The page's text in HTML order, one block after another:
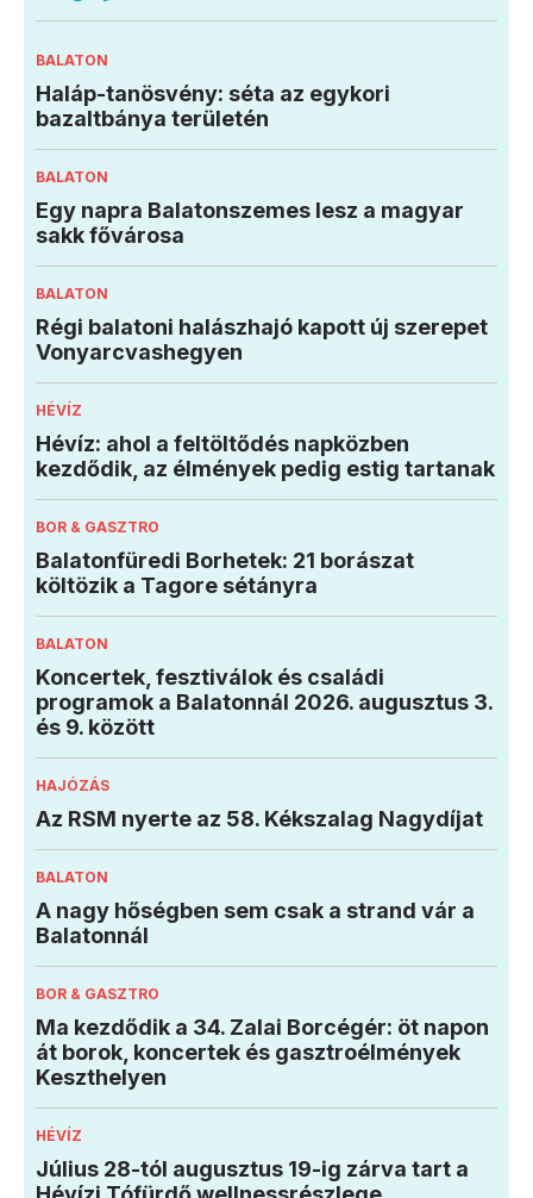
BALATON
Haláp-tanösvény: séta az egykori
bazaltbánya területén
BALATON
Egy napra Balatonszemes lesz a magyar
sakk fővárosa
BALATON
Régi balatoni halászhajó kapott új szerepet
Vonyarcvashegyen
HÉVÍZ
Hévíz: ahol a feltöltődés napközben
kezdődik, az élmények pedig estig tartanak
BOR & GASZTRO
Balatonfüredi Borhetek: 21 borászat
költözik a Tagore sétányra
BALATON
Koncertek, fesztiválok és családi
programok a Balatonnál 2026. augusztus 3.
és 9. között
HAJÓZÁS
Az RSM nyerte az 58. Kékszalag Nagydíjat
BALATON
A nagy hőségben sem csak a strand vár a
Balatonnál
BOR & GASZTRO
Ma kezdődik a 34. Zalai Borcégér: öt napon
át borok, koncertek és gasztroélmények
Keszthelyen
HÉVÍZ
Július 28-tól augusztus 19-ig zárva tart a